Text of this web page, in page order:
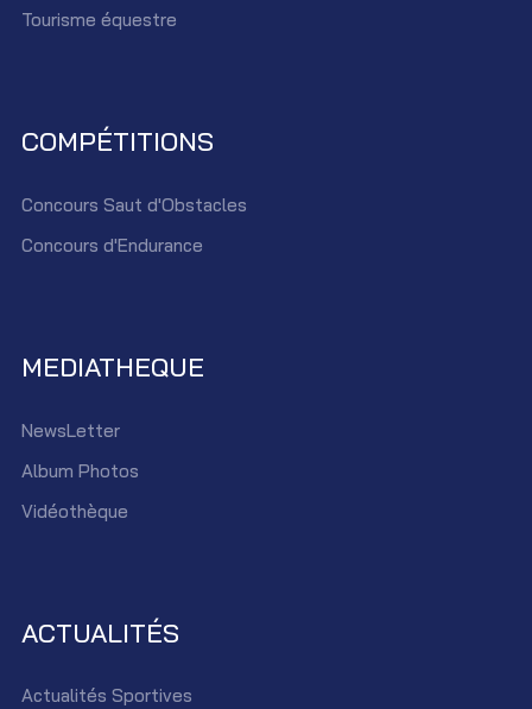
Tourisme équestre
COMPÉTITIONS
Concours Saut d'Obstacles
Concours d'Endurance
MEDIATHEQUE
NewsLetter
Album Photos
Vidéothèque
ACTUALITÉS
Actualités Sportives